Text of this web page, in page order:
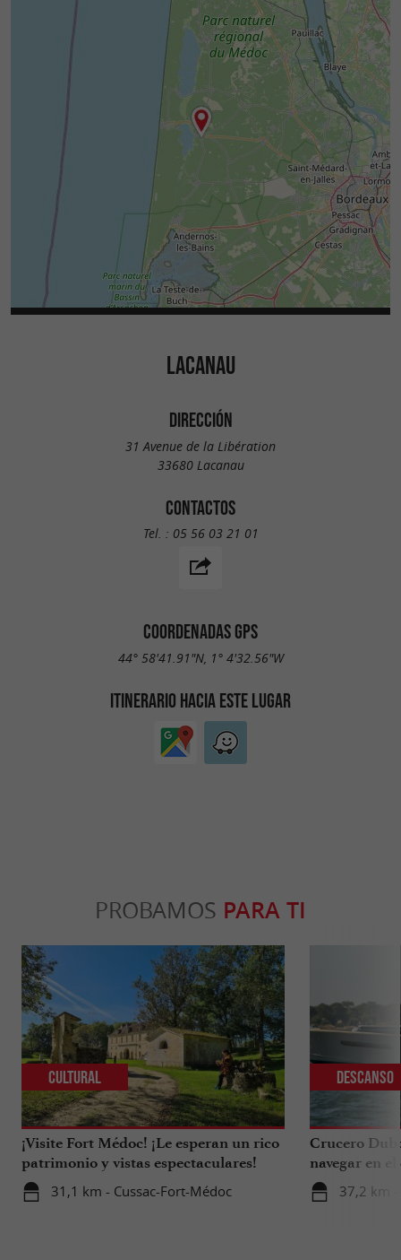
LACANAU
DIRECCIÓN
31 Avenue de la Libération
33680 Lacanau
CONTACTOS
Tel. : 05 56 03 21 01
COORDENADAS GPS
44° 58'41.91"N, 1° 4'32.56"W
ITINERARIO HACIA ESTE LUGAR
PROBAMOS PARA TI
¡Visite Fort Médoc! ¡Le esperan un rico
patrimonio y vistas espectaculares!
31,1 km - Cussac-Fort-Médoc
Cultural
Crucero
navegar en
Arcachon.
37,2 km
Descanso